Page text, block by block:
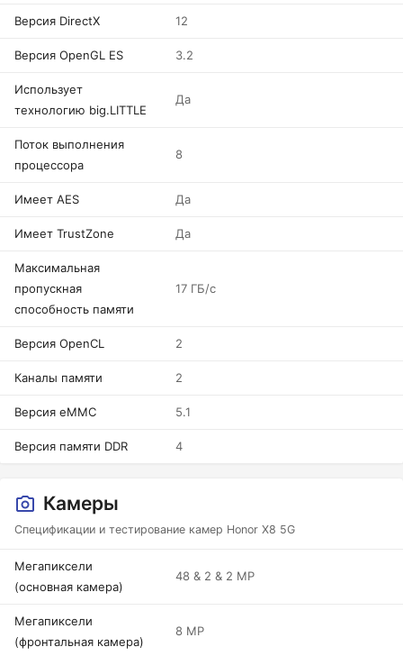
Версия DirectX 12
Версия OpenGL ES 3.2
Использует
технологию big.LITTLE
Да
Поток выполнения
процессора
8
Имеет AES Да
Имеет TrustZone Да
Максимальная
пропускная
способность памяти
17 ГБ/с
Версия OpenCL 2
Каналы памяти 2
Версия eMMC 5.1
Версия памяти DDR 4
Камеры
Спецификации и тестирование камер Honor X8 5G
Мегапиксели
(основная камера)
48 & 2 & 2 MP
Мегапиксели
(фронтальная камера)
8 MP